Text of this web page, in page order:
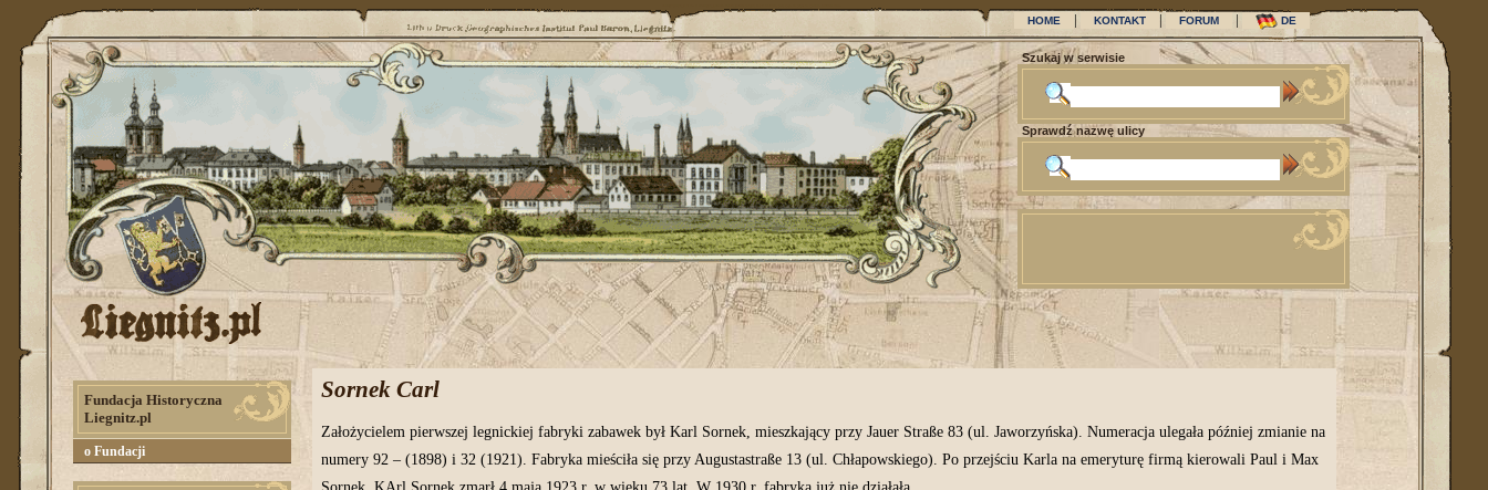
HOME | KONTAKT | FORUM | DE
Szukaj w serwisie
Sprawdź nazwę ulicy
Fundacja Historyczna
Liegnitz.pl
o Fundacji
Sornek Carl
Założycielem pierwszej legnickiej fabryki zabawek był Karl Sornek, mieszkający przy Jauer Straße 83 (ul. Jaworzyńska). Numeracja ulegała później zmianie na
numery 92 – (1898) i 32 (1921). Fabryka mieściła się przy Augustastraße 13 (ul. Chłapowskiego). Po przejściu Karla na emeryturę firmą kierowali Paul i Max